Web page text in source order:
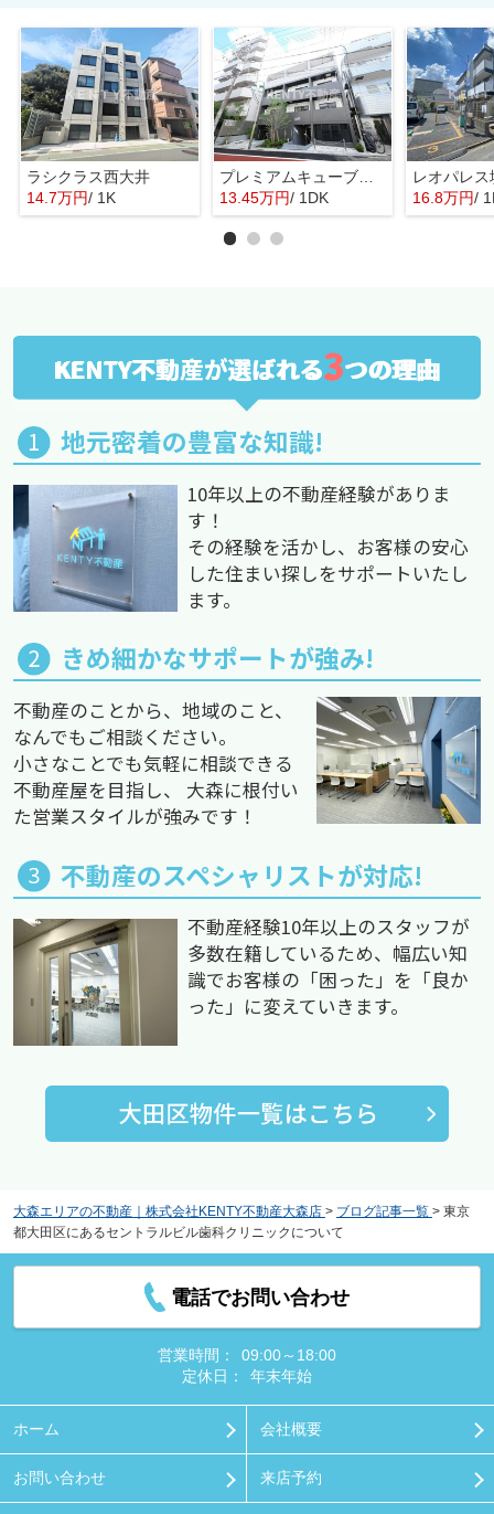
ラシクラス西大井
14.7万円/ 1K
プレミアムキューブ大岡山ＤＥＵＸ
13.45万円/ 1DK
レオパレ
16.8万円/
KENTY不動産が選ばれる3つの理由
地元密着の豊富な知識!
10年以上の不動産経験がありま
す！
その経験を活かし、お客様の安心
した住まい探しをサポートいたし
ます。
きめ細かなサポートが強み!
不動産のことから、地域のこと、
なんでもご相談ください。
小さなことでも気軽に相談できる
不動産屋を目指し、 大森に根付い
た営業スタイルが強みです！
不動産のスペシャリストが対応!
不動産経験10年以上のスタッフが
多数在籍しているため、幅広い知
識でお客様の「困った」を「良か
った」に変えていきます。
大森エリアの不動産｜株式会社KENTY不動産大森店 > ブログ記事一覧 > 東京
都大田区にあるセントラルビル歯科クリニックについて
電話でお問い合わせ
営業時間：
09:00～18:00
定休日：
年末年始
ホーム 会社概要
お問い合わせ 来店予約